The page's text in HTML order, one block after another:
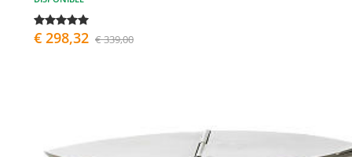
€ 298,32 € 339,00